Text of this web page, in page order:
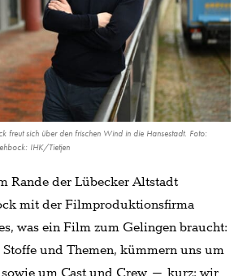
freut sich über den frischen Wind in die Hansestadt. Foto:
IHK/Tietjen
Rande der Lübecker Altstadt
mit der Filmproduktionsfirma
was ein Film zum Gelingen braucht:
und Themen, kümmern uns um